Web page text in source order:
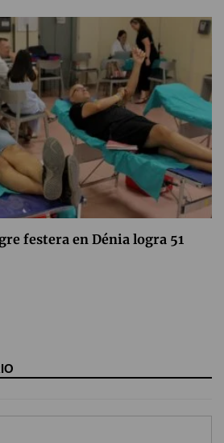
festera en Dénia logra 51